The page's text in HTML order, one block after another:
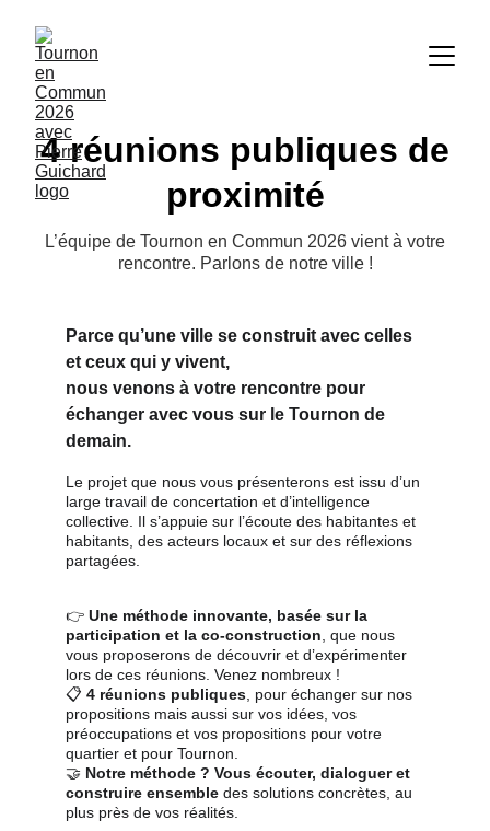
4 réunions publiques de
proximité
L’équipe de Tournon en Commun 2026 vient à votre
rencontre. Parlons de notre ville !
Parce qu’une ville se construit avec celles
et ceux qui y vivent,
nous venons à votre rencontre pour
échanger avec vous sur le Tournon de
demain.
Le projet que nous vous présenterons est issu d’un
large travail de concertation et d’intelligence
collective. Il s’appuie sur l’écoute des habitantes et
habitants, des acteurs locaux et sur des réflexions
partagées.
👉 Une méthode innovante, basée sur la
participation et la co-construction , que nous
vous proposerons de découvrir et d’expérimenter
lors de ces réunions. Venez nombreux !
📋 4 réunions publiques , pour échanger sur nos
propositions mais aussi sur vos idées, vos
préoccupations et vos propositions pour votre
quartier et pour Tournon.
🤝 Notre méthode ? Vous écouter, dialoguer et
construire ensemble des solutions concrètes, au
plus près de vos réalités.